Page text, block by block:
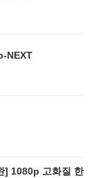
NEXT
] 1080p 고화질 한